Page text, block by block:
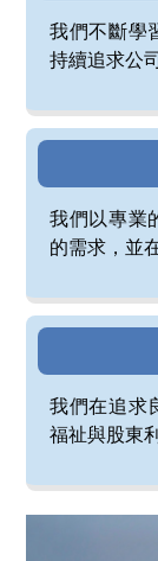
我們不斷學
持續追求公
我們以專業
的需求，並
我們在追求
福祉與股東